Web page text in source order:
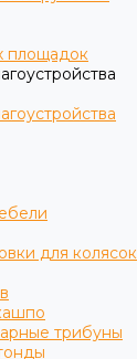
площадок
для колясок
трибуны